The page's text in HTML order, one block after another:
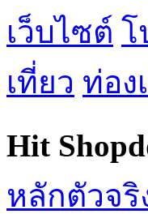
เว็บไซต์ โ
เที่ยว ท่อง
Hit
หลักตัวจริ